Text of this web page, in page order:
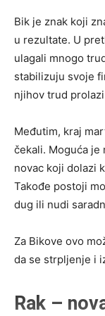
Bik je znak koji
u rezultate. U
ulagali mnogo
stabilizuju svoje
njihov trud
Međutim, kraj
čekali. Moguća je
novac koji dolazi
Takođe postoji
dug ili nudi
Za Bikove ovo
da se strpljenje i
Rak –